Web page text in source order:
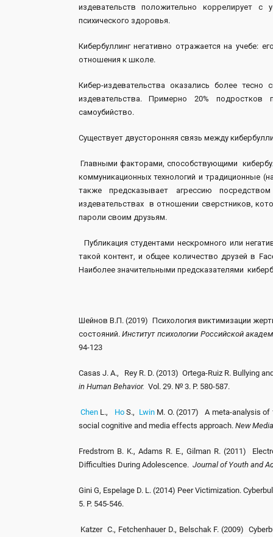
издевательств положительно коррелирует
психического здоровья.
Кибербуллинг негативно отражается на
отношения к школе.
Кибер-издевательства оказались более
издевательства. Примерно 20% подростков
самоубийство.
Существует двусторонняя связь между
Главными факторами, способствующими
коммуникационных технологий и традиционные
также предсказывает агрессию
издевательствах в отношении сверстников,
пароли своим друзьям.
Публикация студентами нескромного или
такой контент, и общее количество друзей в
Наиболее значительными предсказателями
Шейнов В.П. (2019) Психология виктимизации
состояний.Институт психологии Российской
94-123
Casas J. A., Rey R. D. (2013) Ortega-Ruiz R. Bullying
in Human Behavior. Vol. 29. № 3. P. 580-587.
ChenL., HoS., LwinM. O. (2017) A meta-analysis of
social cognitive and media effects approach. New
Fredstrom B. K., Adams R. E., Gilman R. (2011)
Difficulties During Adolescence. Journal of Youth and
Gini G, Espelage D. L. (2014) Peer Victimization.
5. P. 545-546.
Katzer C., Fetchenhauer D., Belschak F. (2009)